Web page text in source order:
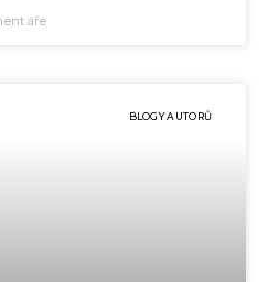
BLOGY AUTORŮ